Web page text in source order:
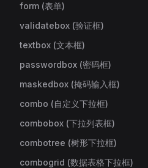
form (表单)
validatebox (验证框)
textbox (文本框)
passwordbox (密码框)
maskedbox (掩码输入框)
combo (自定义下拉框)
combobox (下拉列表框)
combotree (树形下拉框)
combogrid (数据表格下拉框)